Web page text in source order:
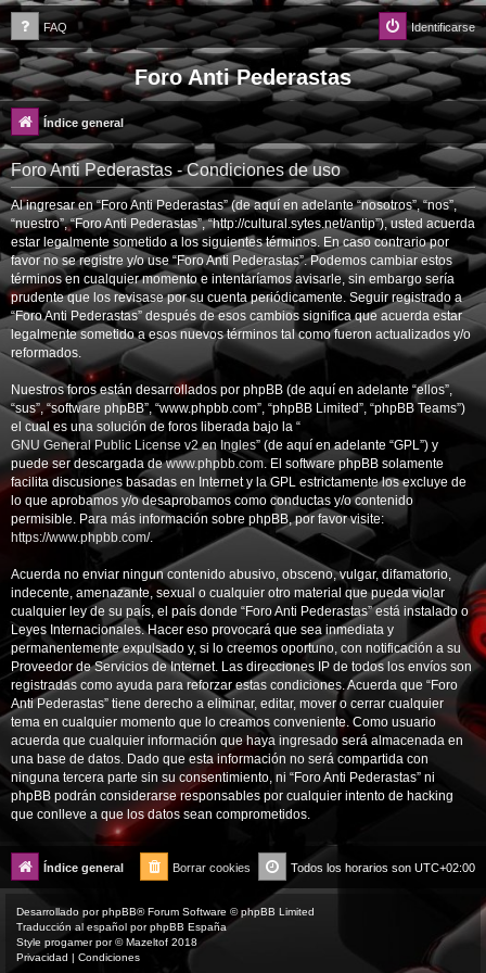
FAQ Identificarse
Foro Anti Pederastas
Índice general
Foro Anti Pederastas - Condiciones de uso
Al ingresar en “Foro Anti Pederastas” (de aquí en adelante “nosotros”, “nos”,
“nuestro”, “Foro Anti Pederastas”, “http://cultural.sytes.net/antip”), usted acuerda
estar legalmente sometido a los siguientes términos. En caso contrario por
favor no se registre y/o use “Foro Anti Pederastas”. Podemos cambiar estos
términos en cualquier momento e intentaríamos avisarle, sin embargo sería
prudente que los revisase por su cuenta periódicamente. Seguir registrado a
“Foro Anti Pederastas” después de esos cambios significa que acuerda estar
legalmente sometido a esos nuevos términos tal como fueron actualizados y/o
reformados.
Nuestros foros están desarrollados por phpBB (de aquí en adelante “ellos”,
“sus”, “software phpBB”, “www.phpbb.com”, “phpBB Limited”, “phpBB Teams”)
el cual es una solución de foros liberada bajo la “
GNU General Public License v2 en Ingles” (de aquí en adelante “GPL”) y
puede ser descargada dewww.phpbb.com. El software phpBB solamente
facilita discusiones basadas en Internet y la GPL estrictamente los excluye de
lo que aprobamos y/o desaprobamos como conductas y/o contenido
permisible. Para más información sobre phpBB, por favor visite:
https://www.phpbb.com/.
Acuerda no enviar ningun contenido abusivo, obsceno, vulgar, difamatorio,
indecente, amenazante, sexual o cualquier otro material que pueda violar
cualquier ley de su país, el país donde “Foro Anti Pederastas” está instalado o
Leyes Internacionales. Hacer eso provocará que sea inmediata y
permanentemente expulsado y, si lo creemos oportuno, con notificación a su
Proveedor de Servicios de Internet. Las direcciones IP de todos los envíos son
registradas como ayuda para reforzar estas condiciones. Acuerda que “Foro
Anti Pederastas” tiene derecho a eliminar, editar, mover o cerrar cualquier
tema en cualquier momento que lo creamos conveniente. Como usuario
acuerda que cualquier información que haya ingresado será almacenada en
una base de datos. Dado que esta información no será compartida con
ninguna tercera parte sin su consentimiento, ni “Foro Anti Pederastas” ni
phpBB podrán considerarse responsables por cualquier intento de hacking
que conlleve a que los datos sean comprometidos.
Índice general Todos los horarios son UTC+02:00
Borrar cookies
Desarrollado porphpBB® Forum Software © phpBB Limited
Traducción al español porphpBB España
Style progamerpor ©Mazeltof 2018
Privacidad | Condiciones